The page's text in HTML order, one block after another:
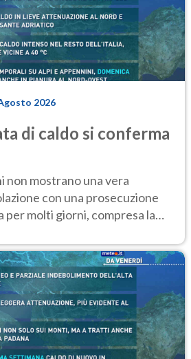
2026
di caldo si conferma
non mostrano una vera
con una prosecuzione
per molti giorni, compresa la